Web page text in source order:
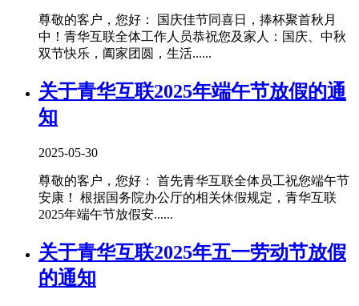
尊敬的客户，您好： 国庆佳节同喜日，捧杯聚首秋月
中！青华互联全体工作人员恭祝您及家人：国庆、中秋
双节快乐，阖家团圆，生活......
关于青华互联2025年端午节放假的通
知
2025-05-30
尊敬的客户，您好： 首先青华互联全体员工祝您端午节
安康！ 根据国务院办公厅的相关休假规定，青华互联
2025年端午节放假安......
关于青华互联2025年五一劳动节放假
的通知